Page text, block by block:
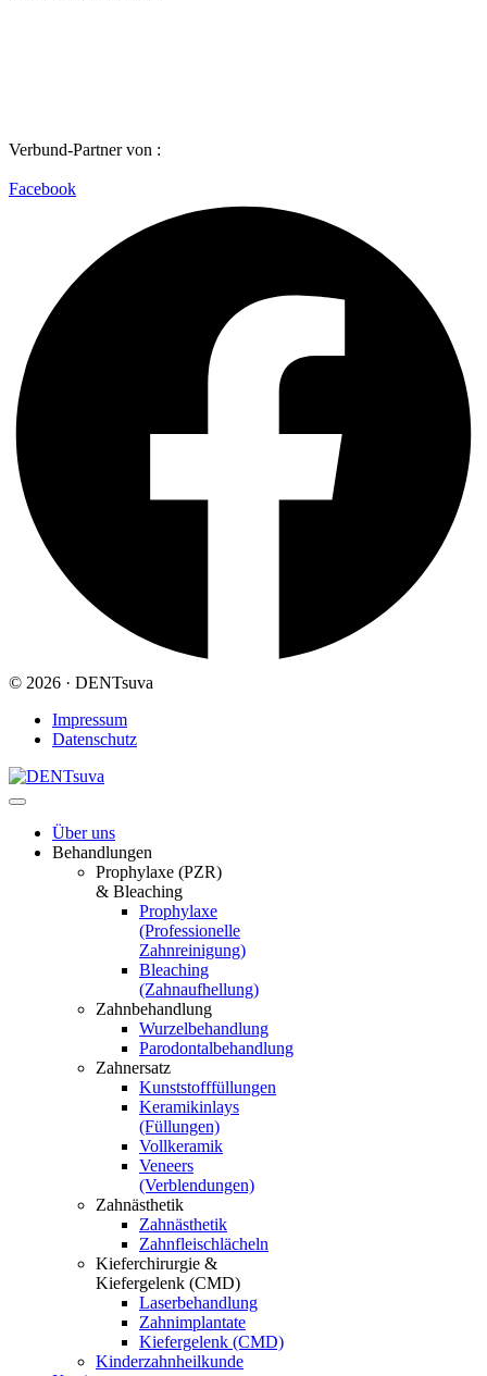
Verbund-Partner von :
Facebook
© 2026 · DENTsuva
Impressum
Datenschutz
Über uns
Behandlungen
Prophylaxe (PZR)
& Bleaching
Prophylaxe
(Professionelle
Zahnreinigung)
Bleaching
(Zahnaufhellung)
Zahnbehandlung
Wurzelbehandlung
Parodontalbehandlung
Zahnersatz
Kunststofffüllungen
Keramikinlays
(Füllungen)
Vollkeramik
Veneers
(Verblendungen)
Zahnästhetik
Zahnästhetik
Zahnfleischlächeln
Kieferchirurgie &
Kiefergelenk (CMD)
Laserbehandlung
Zahnimplantate
Kiefergelenk (CMD)
Kinderzahnheilkunde